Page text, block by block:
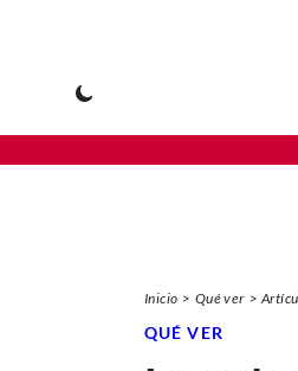
Inicio Qué ver
QUÉ VER